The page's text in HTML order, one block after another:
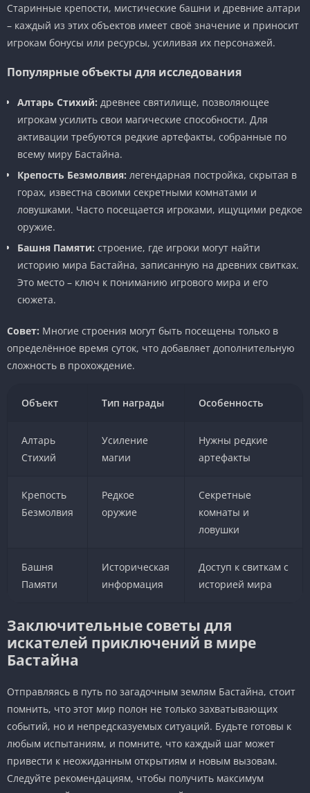
Старинные крепости, мистические башни и древние алтари
– каждый из этих объектов имеет своё значение и приносит
игрокам бонусы или ресурсы, усиливая их персонажей.
Популярные объекты для исследования
Алтарь Стихий: древнее святилище, позволяющее
игрокам усилить свои магические способности. Для
активации требуются редкие артефакты, собранные по
всему миру Бастайна.
Крепость Безмолвия: легендарная постройка, скрытая в
горах, известна своими секретными комнатами и
ловушками. Часто посещается игроками, ищущими редкое
оружие.
Башня Памяти: строение, где игроки могут найти
историю мира Бастайна, записанную на древних свитках.
Это место – ключ к пониманию игрового мира и его
сюжета.
Совет: Многие строения могут быть посещены только в
определённое время суток, что добавляет дополнительную
сложность в прохождение.
Объект Тип награды Особенность
Алтарь
Стихий
Усиление
магии
Нужны редкие
артефакты
Крепость
Безмолвия
Редкое
оружие
Секретные
комнаты и
ловушки
Башня
Памяти
Историческая
информация
Доступ к свиткам с
историей мира
Заключительные советы для
искателей приключений в мире
Бастайна
Отправляясь в путь по загадочным землям Бастайна, стоит
помнить, что этот мир полон не только захватывающих
событий, но и непредсказуемых ситуаций. Будьте готовы к
любым испытаниям, и помните, что каждый шаг может
привести к неожиданным открытиям и новым вызовам.
Следуйте рекомендациям, чтобы получить максимум